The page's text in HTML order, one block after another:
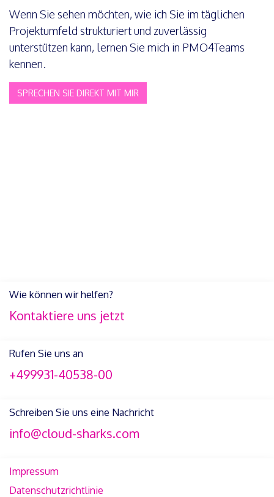
Wenn Sie sehen möchten, wie ich Sie im täglichen
Projektumfeld strukturiert und zuverlässig
unterstützen kann, lernen Sie mich in PMO4Teams
kennen.
SPRECHEN SIE DIREKT MIT MIR
Wie können wir helfen?
Kontaktiere uns jetzt
Rufen Sie uns an
+499931-40538-00
Schreiben Sie uns eine Nachricht
info@cloud-sharks.com
Impressum
Datenschutzrichtlinie